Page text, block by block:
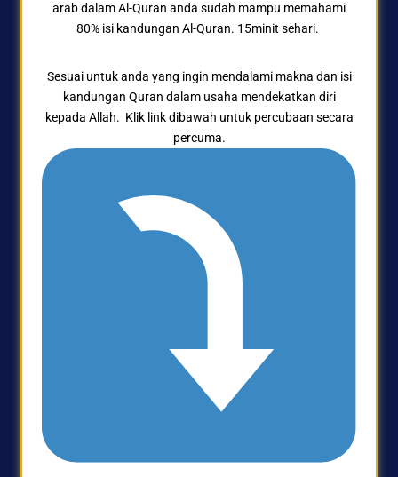
arab dalam Al-Quran anda sudah mampu memahami
80% isi kandungan Al-Quran. 15minit sehari.
Sesuai untuk anda yang ingin mendalami makna dan isi
kandungan Quran dalam usaha mendekatkan diri
kepada Allah. Klik link dibawah untuk percubaan secara
percuma.